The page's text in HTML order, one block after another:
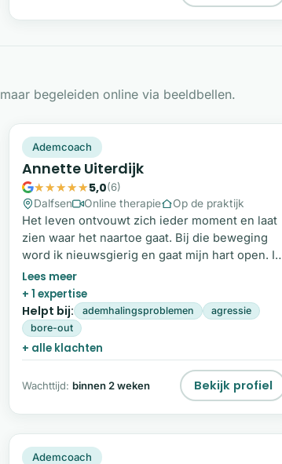
begeleiden online via beeldbellen.
Plek beschikbaar
Ademcoach
Annette Uiterdijk
5,0(6)
Dalfsen
Online therapie Op de praktijk
Het leven ontvouwt zich ieder moment en laat
zien waar het naartoe gaat. Bij die beweging
word ik nieuwsgierig en gaat mijn hart open. Ik
kom uit mijn hoofd en luister naar wat zich
aandient. De adem beweegt hierin mee en
vormt een belangrijke ingang in mijn
begeleiding. Als ademcoach werk ik
afgestemd, creatief en met een vleugje
eigenwijsheid. Ik luister aandachtig en stem
mijn begeleiding af op wat jij op dat moment
nodig hebt.
+ 1 expertise
Helpt bij: ademhalingsproblemen
agressie
bore-out
+ alle klachten
Wachttijd: binnen 2 weken Bekijk profiel
Snel beschikbaar
Ademcoach